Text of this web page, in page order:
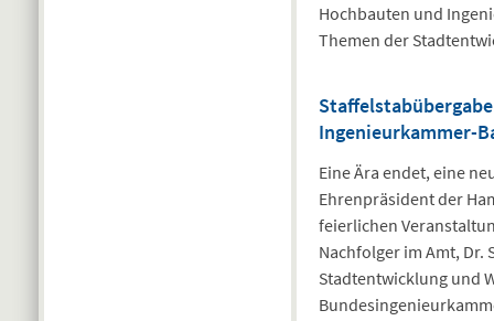
Hochbauten und
Themen der
Ingenieurkammer-
Eine Ära endet, eine
Ehrenpräsident der
feierlichen
Nachfolger im Amt,
Stadtentwicklung und